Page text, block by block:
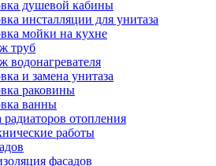
душевой кабины
инсталляции для унитаза
мойки на кухне
труб
водонагревателя
и замена унитаза
раковины
ванны
радиаторов отопления
работы
фасадов